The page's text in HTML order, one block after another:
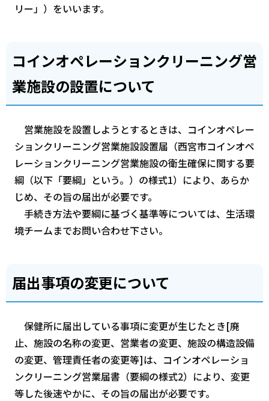
リー」）をいいます。
コインオペレーションクリーニング営
業施設の設置について
営業施設を設置しようとするときは、コインオペレー
ションクリーニング営業施設設置届（西宮市コインオペ
レーションクリーニング営業施設の衛生確保に関する要
綱（以下「要綱」という。）の様式1）により、あらか
じめ、その旨の届出が必要です。
手続き方法や要綱に基づく基準等については、生活環
境チームまでお問い合わせ下さい。
届出事項の変更について
保健所に届出している事項に変更が生じたとき[廃
止、施設の名称の変更、営業者の変更、施設の構造設備
の変更、管理責任者の変更等]は、コインオペレーショ
ンクリーニング営業届書（要綱の様式2）により、変更
等した後速やかに、その旨の届出が必要です。